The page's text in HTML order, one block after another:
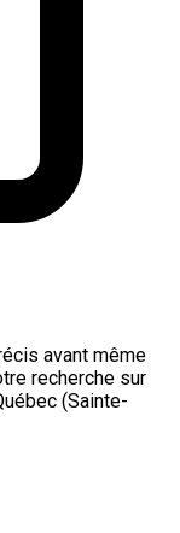
avant même
recherche sur
(Sainte-